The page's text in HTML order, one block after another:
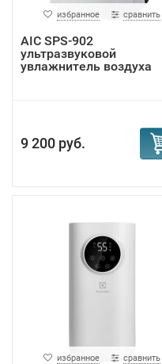
избранное сравнить
AIC SPS-902
ультразвуковой
увлажнитель воздуха
9 200 руб.
избранное сравнить